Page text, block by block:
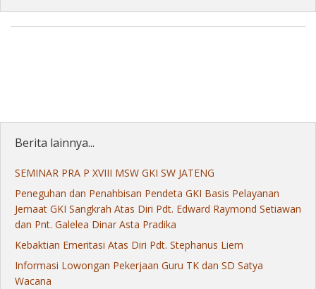
Berita lainnya...
SEMINAR PRA P XVIII MSW GKI SW JATENG
Peneguhan dan Penahbisan Pendeta GKI Basis Pelayanan
Jemaat GKI Sangkrah Atas Diri Pdt. Edward Raymond Setiawan
dan Pnt. Galelea Dinar Asta Pradika
Kebaktian Emeritasi Atas Diri Pdt. Stephanus Liem
Informasi Lowongan Pekerjaan Guru TK dan SD Satya
Wacana